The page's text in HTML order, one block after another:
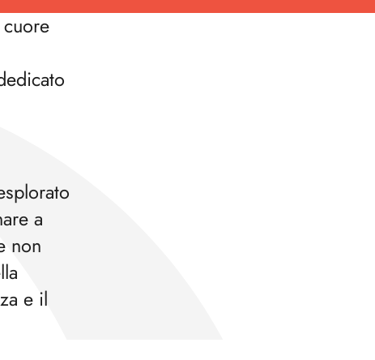
a
non
e il